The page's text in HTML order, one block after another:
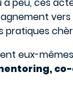
vers
eux-